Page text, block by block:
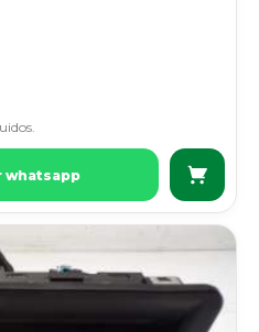
whatsapp